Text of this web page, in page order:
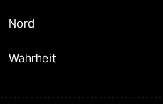
Nord
Wahrheit